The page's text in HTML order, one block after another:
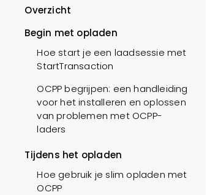
Overzicht
Begin met opladen
Hoe start je een laadsessie met
StartTransaction
OCPP begrijpen: een handleiding
voor het installeren en oplossen
van problemen met OCPP-
laders
Tijdens het opladen
Hoe gebruik je slim opladen met
OCPP